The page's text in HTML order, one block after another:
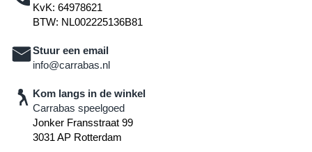
KvK: 64978621
BTW: NL002225136B81
Stuur een email
info@carrabas.nl
Kom langs in de winkel
Carrabas speelgoed
Jonker Fransstraat 99
3031 AP Rotterdam